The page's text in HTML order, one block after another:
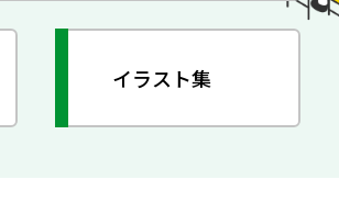
イラスト集